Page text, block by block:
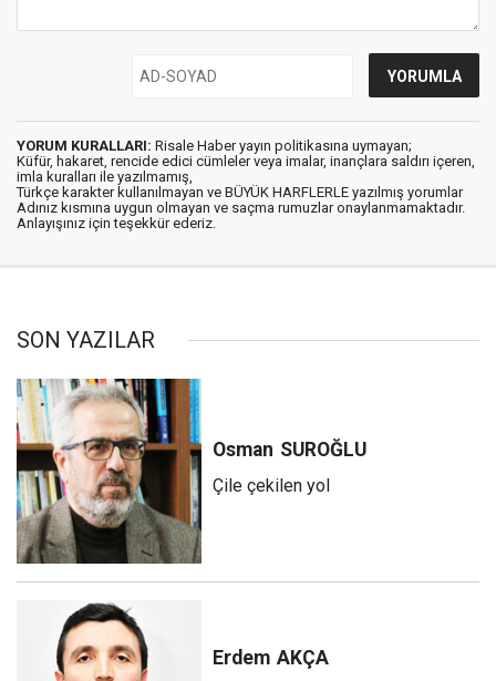
YORUM KURALLARI: Risale Haber yayın politikasına uymayan;
Küfür, hakaret, rencide edici cümleler veya imalar, inançlara saldırı içeren,
imla kuralları ile yazılmamış,
Türkçe karakter kullanılmayan ve BÜYÜK HARFLERLE yazılmış yorumlar
Adınız kısmına uygun olmayan ve saçma rumuzlar onaylanmamaktadır.
Anlayışınız için teşekkür ederiz.
SON YAZILAR
Osman SUROĞLU
Çile çekilen yol
Erdem AKÇA